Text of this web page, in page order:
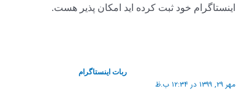
اینستاگرام خود ثبت کرده اید امکان پذیر هست.
ربات اینستاگرام
مهر ۲۹, ۱۳۹۹ در ۱۲:۳۴ ب.ظ